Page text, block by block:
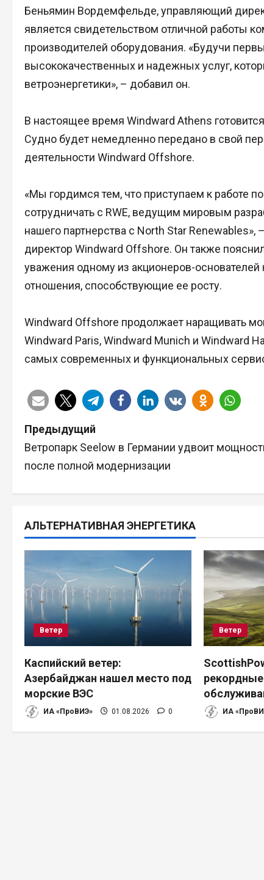
Беньямин Вордемфельде, управляющий
является свидетельством отличной работы
производителей оборудования. «Будучи
высококачественных и надежных услуг,
ветроэнергетики», – добавил он.
В настоящее время Windward Athens
Судно будет немедленно передано в свой
деятельности Windward Offshore.
«Мы гордимся тем, что приступаем к работе
сотрудничать с RWE, ведущим мировым
нашего партнерства с North Star
директор Windward Offshore. Он также
уважения одному из акционеров-
отношения, способствующие ее росту.
Windward Offshore продолжает наращивать
Windward Paris, Windward Munich и Windward
самых современных и функциональных
Н
а
г
а
ц
и
я
п
о
з
Предыдущий
Ветропарк Seelow в Германии удвоит
после полной модернизации
АЛЬТЕРНАТИВНАЯ ЭНЕРГЕТИКА
Ветер
Каспийский ветер:
Азербайджан нашел место под
морские ВЭС
ИА «ПроВИЭ» 01.08.2026 0
Ветер
ИА